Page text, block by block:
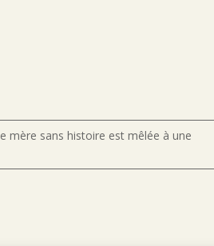
mère sans histoire est mêlée à une